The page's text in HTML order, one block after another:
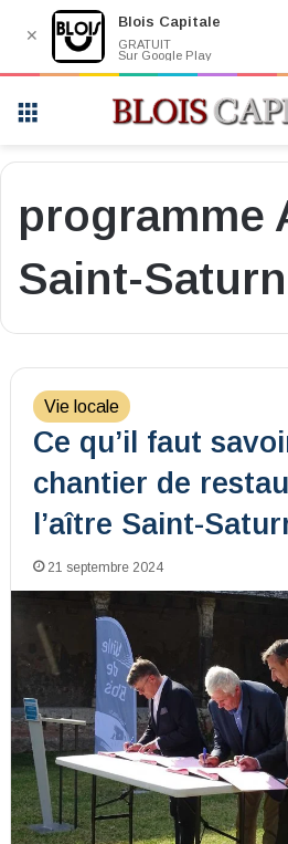
programme
Saint-
Vie locale
Ce qu’il faut
chantier de
l’aître Saint-
21 septembre 2024
✕
Blois Capitale
GRATUIT
Sur Google Play